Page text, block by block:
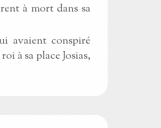
à mort dans sa
avaient conspiré
à sa place Josias,